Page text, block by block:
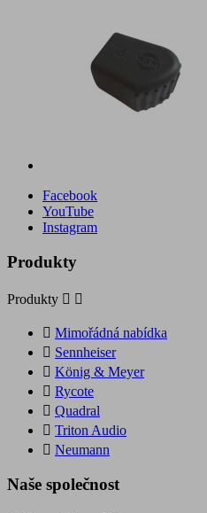
Facebook
YouTube
Instagram
Produkty
Produkty  
 Mimořádná nabídka
 Sennheiser
 König & Meyer
 Rycote
 Quadral
 Triton Audio
 Neumann
Naše společnost